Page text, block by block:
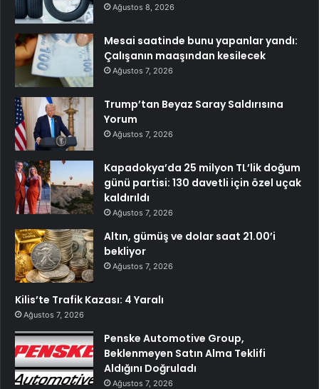
Ağustos 8, 2026
Mesai saatinde bunu yapanlar yandı:
Çalışanın maaşından kesilecek
Ağustos 7, 2026
Trump’tan Beyaz Saray Saldırısına
Yorum
Ağustos 7, 2026
Kapadokya’da 25 milyon TL’lik doğum
günü partisi: 130 davetli için özel uçak
kaldırıldı
Ağustos 7, 2026
Altın, gümüş ve dolar saat 21.00’i
bekliyor
Ağustos 7, 2026
Kilis’te Trafik Kazası: 4 Yaralı
Ağustos 7, 2026
Penske Automotive Group,
Beklenmeyen Satın Alma Teklifi
Aldığını Doğruladı
Ağustos 7, 2026